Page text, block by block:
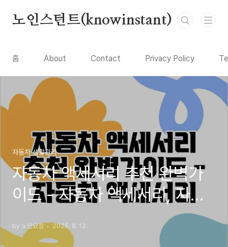
노인스턴트(knowinstant)
홈 About Contact Privacy Policy
자동차 생활관리
자동차 액세서리 추천 완벽가
이드 - 자동차 액세서리, 자동
차 액세서리 추천, 차량 용품,
자동차 필수 액세서리, 자동차
by 노인요정 2025. 8. 12.